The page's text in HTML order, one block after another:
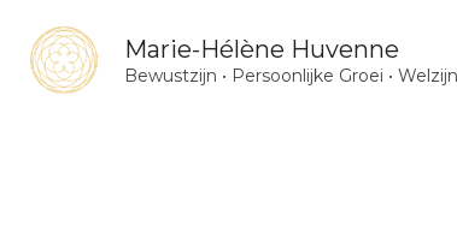
naar
Marie-Hélène Huvenne
Bewustzijn • Persoonlijke Groei • Welzijn